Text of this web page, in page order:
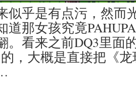
似乎是有点污，然而
道那女孩究竟
。看来之前DQ3里面
，大概是直接把《